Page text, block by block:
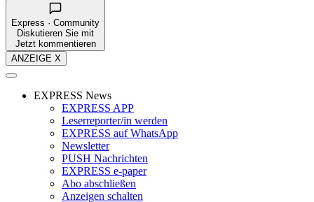
Express · Community
Diskutieren Sie mit
Jetzt kommentieren
ANZEIGE X
EXPRESS News
EXPRESS APP
Leserreporter/in werden
EXPRESS auf WhatsApp
Newsletter
PUSH Nachrichten
EXPRESS e-paper
Abo abschließen
Anzeigen schalten